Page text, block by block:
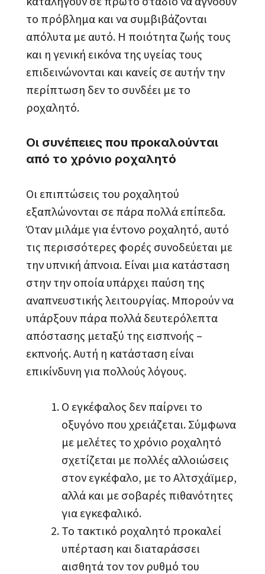
το πρόβλημα και να συμβιβάζονται
απόλυτα με αυτό. Η ποιότητα ζωής τους
και η γενική εικόνα της υγείας τους
επιδεινώνονται και κανείς σε αυτήν την
περίπτωση δεν το συνδέει με το
ροχαλητό.
Οι συνέπειες που προκαλούνται
από το χρόνιο ροχαλητό
Οι επιπτώσεις του ροχαλητού
εξαπλώνονται σε πάρα πολλά επίπεδα.
Όταν μιλάμε για έντονο ροχαλητό, αυτό
τις περισσότερες φορές συνοδεύεται με
την υπνική άπνοια. Είναι μια κατάσταση
στην την οποία υπάρχει παύση της
αναπνευστικής λειτουργίας. Μπορούν να
υπάρξουν πάρα πολλά δευτερόλεπτα
απόστασης μεταξύ της εισπνοής –
εκπνοής. Αυτή η κατάσταση είναι
επικίνδυνη για πολλούς λόγους.
Ο εγκέφαλος δεν παίρνει το
οξυγόνο που χρειάζεται. Σύμφωνα
με μελέτες το χρόνιο ροχαλητό
σχετίζεται με πολλές αλλοιώσεις
στον εγκέφαλο, με το Αλτσχάϊμερ,
αλλά και με σοβαρές πιθανότητες
για εγκεφαλικό.
Το τακτικό ροχαλητό προκαλεί
υπέρταση και διαταράσσει
αισθητά τον τον ρυθμό του